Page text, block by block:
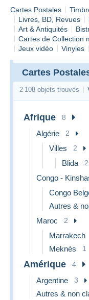
Cartes Postales
Livres, BD, Revues
Art & Antiquités
Cartes de Collection
Jeux vidéo
Vinyles
Cartes
2 108 objets trouvés
Afrique 8
Algérie 2
Villes 2
Blida 2
Congo -
Congo
Autres &
Maroc 2
Marrakech
Meknès 1
Amérique 4
Argentine 3
Autres & non